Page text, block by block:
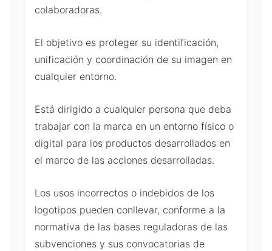
colaboradoras.
El objetivo es proteger su identificación,
unificación y coordinación de su imagen en
cualquier entorno.
Está dirigido a cualquier persona que deba
trabajar con la marca en un entorno físico o
digital para los productos desarrollados en
el marco de las acciones desarrolladas.
Los usos incorrectos o indebidos de los
logotipos pueden conllevar, conforme a la
normativa de las bases reguladoras de las
subvenciones y sus convocatorias de